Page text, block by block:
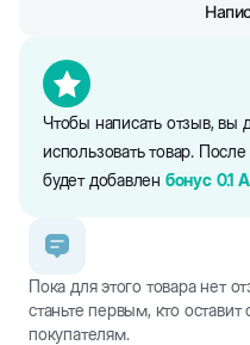
которые необходимы для
Чтобы написать отзыв, вы
использовать товар.
будет добавлен бонус 0.1
Пока для этого товара нет
станьте первым, кто
покупателям.